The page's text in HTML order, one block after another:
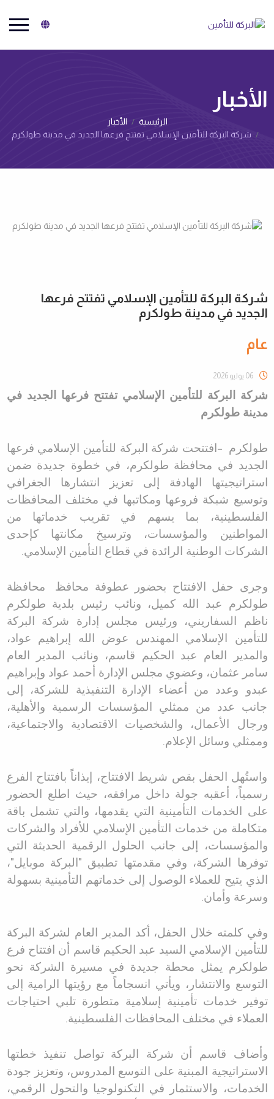
البركة للتأمين
الأخبار‌
الرئيسية
الأخبار‌
شركة البركة للتأمين الإسلامي تفتتح فرعها الجديد في مدينة طولكرم
شركة البركة للتأمين الإسلامي تفتتح فرعها
الجديد في مدينة طولكرم
عام
06 يوليو 2026
شركة البركة للتأمين الإسلامي تفتتح فرعها الجديد في
مدينة طولكرم
طولكرم – افتتحت شركة البركة للتأمين الإسلامي فرعها
الجديد في محافظة طولكرم، في خطوة جديدة ضمن
استراتيجيتها الهادفة إلى تعزيز انتشارها الجغرافي
وتوسيع شبكة فروعها ومكاتبها في مختلف المحافظات
الفلسطينية، بما يسهم في تقريب خدماتها من
المواطنين والمؤسسات، وترسيخ مكانتها كإحدى
الشركات الوطنية الرائدة في قطاع التأمين الإسلامي.
وجرى حفل الافتتاح بحضور عطوفة محافظ
محافظة
طولكرم عبد الله كميل، ونائب رئيس بلدية طولكرم
ناظم السفاريني، ورئيس مجلس إدارة شركة البركة
للتأمين الإسلامي المهندس عوض الله إبراهيم عواد،
والمدير العام عبد الحكيم قاسم، ونائب المدير العام
سامر عثمان، وعضوي مجلس الإدارة أحمد عواد وإبراهيم
عبدو وعدد من أعضاء الإدارة التنفيذية للشركة، إلى
جانب عدد من ممثلي المؤسسات الرسمية والأهلية،
ورجال الأعمال، والشخصيات الاقتصادية والاجتماعية،
وممثلي وسائل الإعلام.
واستُهل الحفل بقص شريط الافتتاح، إيذاناً بافتتاح الفرع
رسمياً، أعقبه جولة داخل مرافقه، حيث اطلع الحضور
على الخدمات التأمينية التي يقدمها، والتي تشمل باقة
متكاملة من خدمات التأمين الإسلامي للأفراد والشركات
والمؤسسات، إلى جانب الحلول الرقمية الحديثة التي
توفرها الشركة، وفي مقدمتها تطبيق " البركة موبايل"،
الذي يتيح للعملاء الوصول إلى خدماتهم التأمينية بسهولة
وسرعة وأمان.
وفي كلمته خلال الحفل، أكد المدير العام لشركة البركة
للتأمين الإسلامي السيد عبد الحكيم قاسم أن افتتاح فرع
طولكرم يمثل محطة جديدة في مسيرة الشركة نحو
التوسع والانتشار، ويأتي انسجاماً مع رؤيتها الرامية إلى
توفير خدمات تأمينية إسلامية متطورة تلبي احتياجات
العملاء في مختلف المحافظات الفلسطينية.
وأضاف قاسم أن شركة البركة تواصل تنفيذ خطتها
الاستراتيجية المبنية على التوسع المدروس، وتعزيز جودة
الخدمات، والاستثمار في التكنولوجيا والتحول الرقمي،